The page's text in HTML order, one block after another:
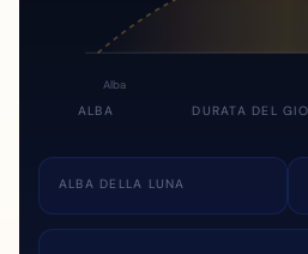
Alba
ALBA DURATA DEL
ALBA DELLA LUNA